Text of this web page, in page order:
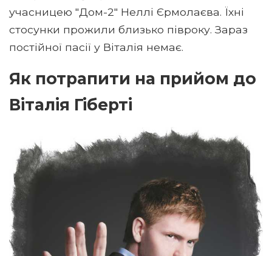
учасницею "Дом-2" Неллі Єрмолаєва. Їхні
стосунки прожили близько півроку. Зараз
постійної пасії у Віталія немає.
Як потрапити на прийом до
Віталія Гіберті